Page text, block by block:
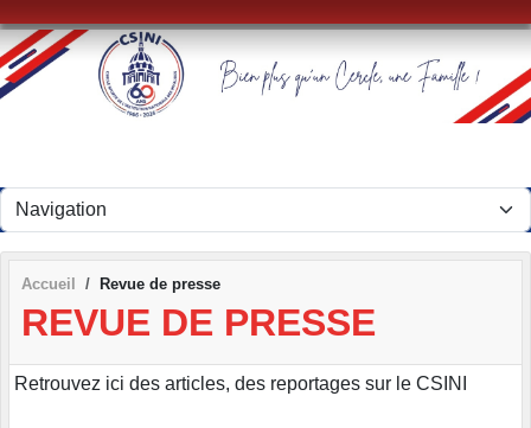
Accueil Revue de presse
REVUE DE PRESSE
Retrouvez ici des articles, des reportages sur le CSINI